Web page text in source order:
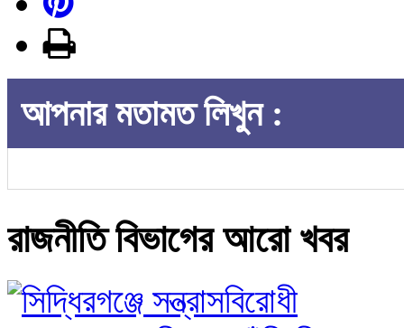
আপনার মতামত লিখুন :
রাজনীতি বিভাগের আরো খবর